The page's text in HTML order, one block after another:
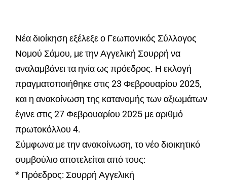
Νέα διοίκηση εξέλεξε ο Γεωπονικός Σύλλογος
Νομού Σάμου, με την Αγγελική Σουρρή να
αναλαμβάνει τα ηνία ως πρόεδρος. Η εκλογή
πραγματοποιήθηκε στις 23 Φεβρουαρίου 2025,
και η ανακοίνωση της κατανομής των αξιωμάτων
έγινε στις 27 Φεβρουαρίου 2025 με αριθμό
πρωτοκόλλου 4.
Σύμφωνα με την ανακοίνωση, το νέο διοικητικό
συμβούλιο αποτελείται από τους:
* Πρόεδρος: Σουρρή Αγγελική